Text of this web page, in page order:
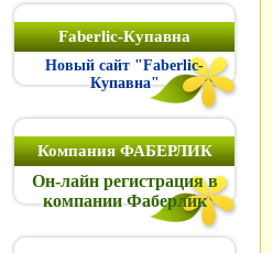
Faberlic-Купавна
Новый сайт "Faberlic-
Купавна"
Компания ФАБЕРЛИК
Он-лайн регистрация в
компании Фаберлик